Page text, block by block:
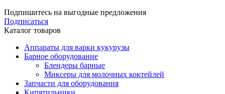
Подпишитесь на выгодные предложения
Подписаться
Каталог товаров
Аппараты для варки кукурузы
Барное оборудование
Блендеры барные
Миксеры для молочных коктейлей
Запчасти для оборудования
Кипятильники